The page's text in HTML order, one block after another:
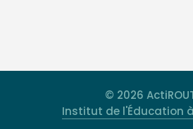
© 2026
Institut de l'Éducation